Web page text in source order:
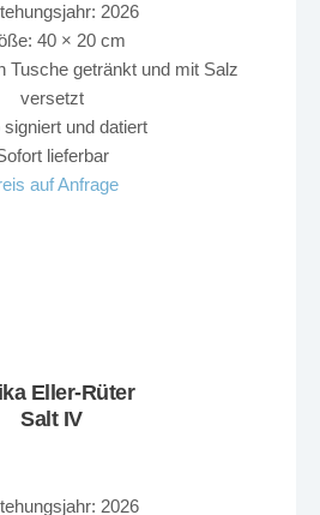
2026
40 × 20 cm
Tusche getränkt und mit Salz
versetzt
und datiert
lieferbar
auf Anfrage
Eller-Rüter
Salt IV
2026